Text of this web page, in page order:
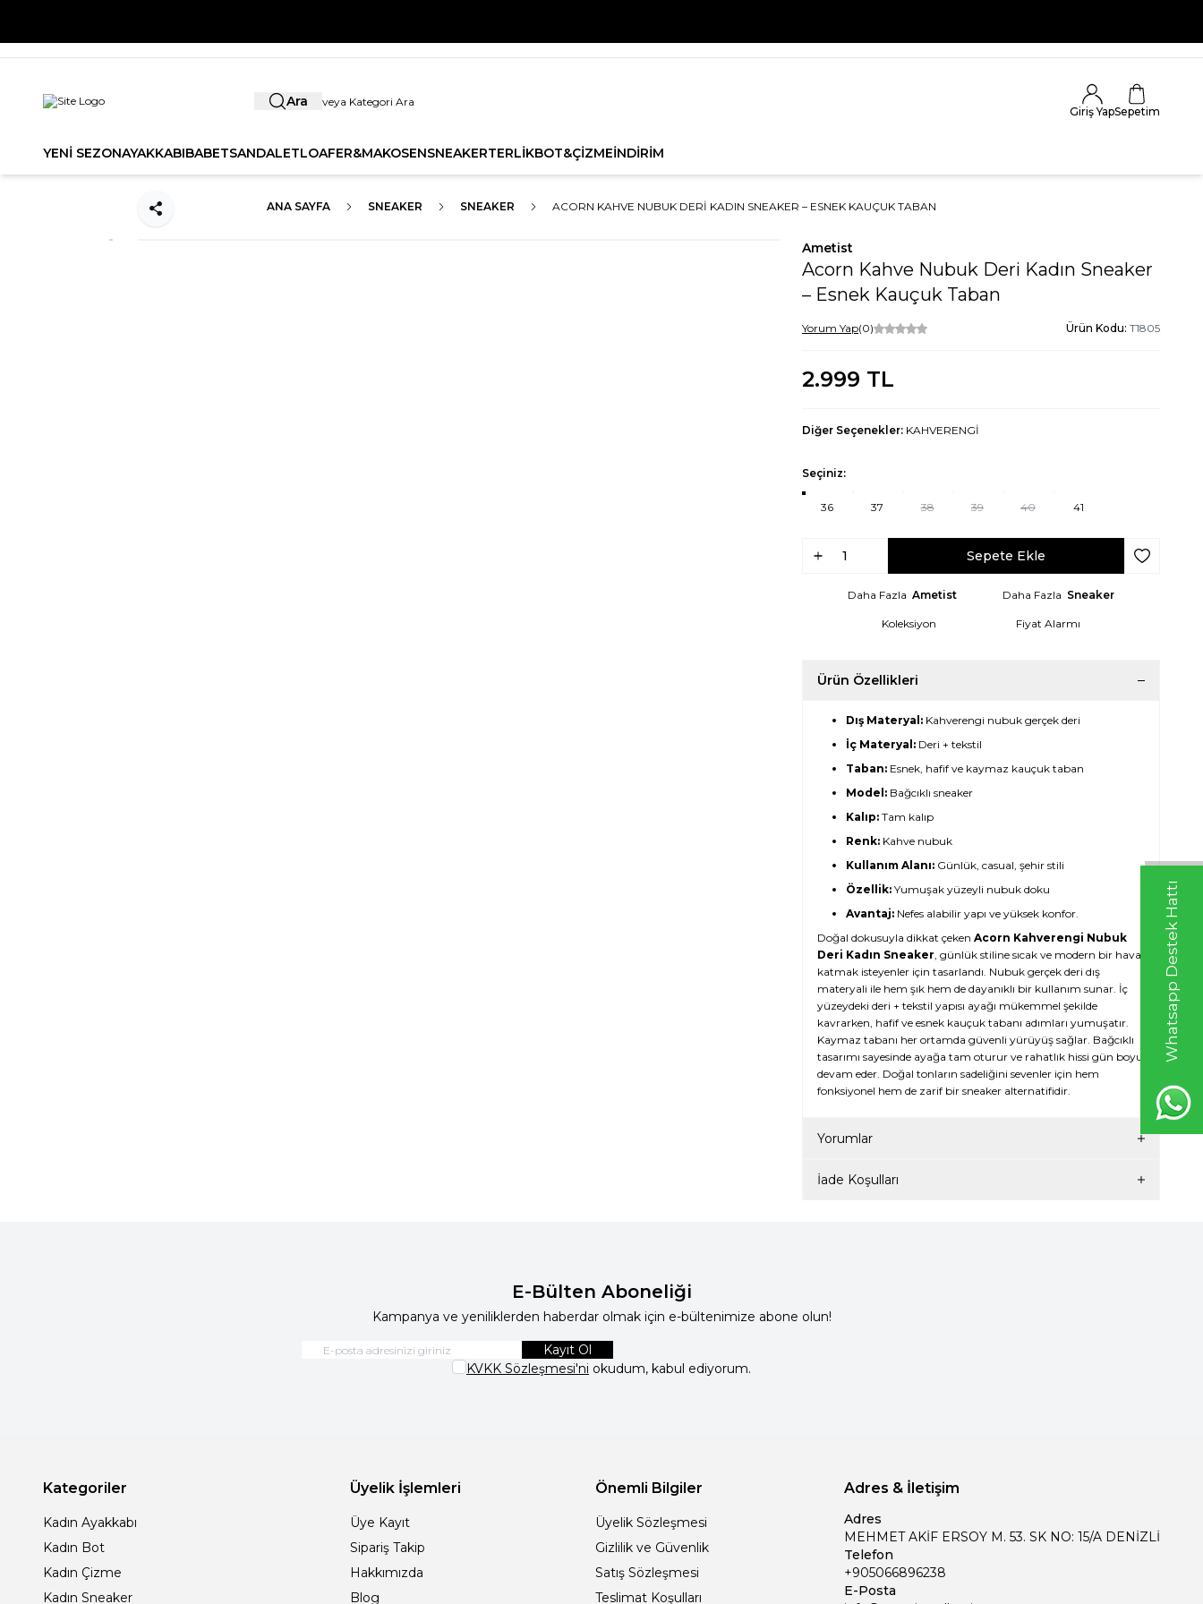
Whatsapp Destek Hattı
Ara
Giriş YapSepetim
YENİ SEZONAYAKKABIBABETSANDALETLOAFER&MAKOSENSNEAKERTERLİKBOT&ÇİZMEİNDİRİM
ANA SAYFA SNEAKER SNEAKER ACORN KAHVE NUBUK DERI KADIN SNEAKER – ESNEK KAUÇUK TABAN
Paylaş
Ametist
Acorn Kahve Nubuk Deri Kadın Sneaker
– Esnek Kauçuk Taban
Yorum Yap(0) Ürün Kodu: T1805
2.999 TL
Diğer Seçenekler: KAHVERENGİ
Seçiniz:
36 37 38 39 40 41
Sepete Ekle Favoriye
Daha Fazla Ametist Daha Fazla Sneaker
Koleksiyon Fiyat Alarmı
Ürün Özellikleri
Dış Materyal: Kahverengi nubuk gerçek deri
İç Materyal: Deri + tekstil
Taban: Esnek, hafif ve kaymaz kauçuk taban
Model: Bağcıklı sneaker
Kalıp: Tam kalıp
Renk: Kahve nubuk
Kullanım Alanı: Günlük, casual, şehir stili
Özellik: Yumuşak yüzeyli nubuk doku
Avantaj: Nefes alabilir yapı ve yüksek konfor.
Doğal dokusuyla dikkat çeken Acorn Kahverengi Nubuk
Deri Kadın Sneaker, günlük stiline sıcak ve modern bir hava
katmak isteyenler için tasarlandı. Nubuk gerçek deri dış
materyali ile hem şık hem de dayanıklı bir kullanım sunar. İç
yüzeydeki deri + tekstil yapısı ayağı mükemmel şekilde
kavrarken, hafif ve esnek kauçuk tabanı adımları yumuşatır.
Kaymaz tabanı her ortamda güvenli yürüyüş sağlar. Bağcıklı
tasarımı sayesinde ayağa tam oturur ve rahatlık hissi gün boyu
devam eder. Doğal tonların sadeliğini sevenler için hem
fonksiyonel hem de zarif bir sneaker alternatifidir.
Yorumlar
İade Koşulları
E-Bülten Aboneliği
Kampanya ve yeniliklerden haberdar olmak için e-bültenimize abone olun!
Kayıt Ol
KVKK Sözleşmesi'ni okudum, kabul ediyorum.
Kategoriler
Kadın Ayakkabı
Kadın Bot
Kadın Çizme
Kadın Sneaker
Üyelik İşlemleri
Üye Kayıt
Sipariş Takip
Hakkımızda
Blog
Önemli Bilgiler
Üyelik Sözleşmesi
Gizlilik ve Güvenlik
Satış Sözleşmesi
Teslimat Koşulları
Adres & İletişim
Adres
MEHMET AKİF ERSOY M. 53. SK NO: 15/A DENİZLİ
Telefon
+905066896238
E-Posta